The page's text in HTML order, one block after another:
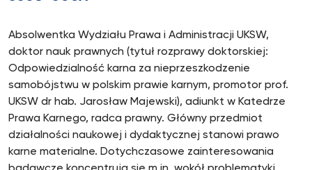
Absolwentka Wydziału Prawa i Administracji UKSW,
doktor nauk prawnych (tytuł rozprawy doktorskiej:
Odpowiedzialność karna za nieprzeszkodzenie
samobójstwu w polskim prawie karnym, promotor prof.
UKSW dr hab. Jarosław Majewski), adiunkt w Katedrze
Prawa Karnego, radca prawny. Główny przedmiot
działalności naukowej i dydaktycznej stanowi prawo
karne materialne. Dotychczasowe zainteresowania